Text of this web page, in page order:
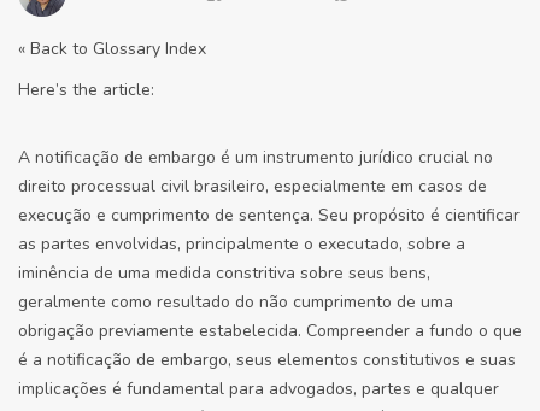
« Back to Glossary Index
Here’s the article:
A notificação de embargo é um instrumento jurídico crucial no
direito processual civil brasileiro, especialmente em casos de
execução e cumprimento de sentença. Seu propósito é cientificar
as partes envolvidas, principalmente o executado, sobre a
iminência de uma medida constritiva sobre seus bens,
geralmente como resultado do não cumprimento de uma
obrigação previamente estabelecida. Compreender a fundo o que
é a notificação de embargo, seus elementos constitutivos e suas
implicações é fundamental para advogados, partes e qualquer